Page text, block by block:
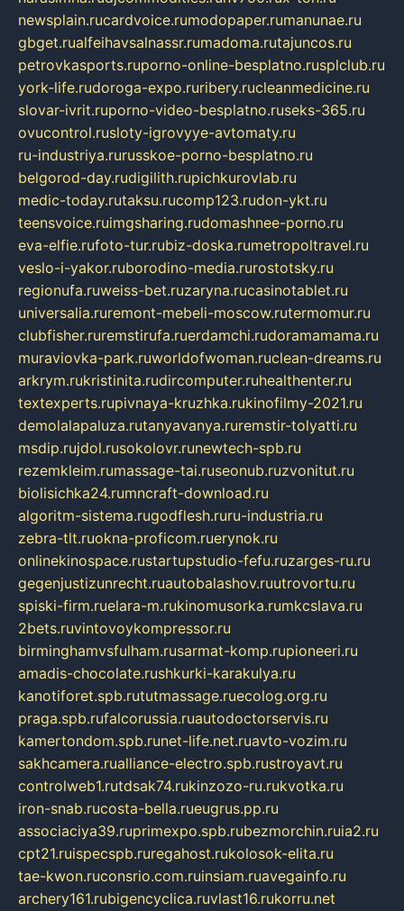
newsplain.rucardvoice.rumodopaper.rumanunae.ru
gbget.rualfeihavsalnassr.rumadoma.rutajuncos.ru
petrovkasports.ruporno-online-besplatno.rusplclub.ru
york-life.rudoroga-expo.ruribery.rucleanmedicine.ru
slovar-ivrit.ruporno-video-besplatno.ruseks-365.ru
ovucontrol.rusloty-igrovyye-avtomaty.ru
ru-industriya.rurusskoe-porno-besplatno.ru
belgorod-day.rudigilith.rupichkurovlab.ru
medic-today.rutaksu.rucomp123.rudon-ykt.ru
teensvoice.ruimgsharing.rudomashnee-porno.ru
eva-elfie.rufoto-tur.rubiz-doska.rumetropoltravel.ru
veslo-i-yakor.ruborodino-media.rurostotsky.ru
regionufa.ruweiss-bet.ruzaryna.rucasinotablet.ru
universalia.ruremont-mebeli-moscow.rutermomur.ru
clubfisher.ruremstirufa.ruerdamchi.rudoramamama.ru
muraviovka-park.ruworldofwoman.ruclean-dreams.ru
arkrym.rukristinita.rudircomputer.ruhealthenter.ru
textexperts.rupivnaya-kruzhka.rukinofilmy-2021.ru
demolalapaluza.rutanyavanya.ruremstir-tolyatti.ru
msdip.rujdol.rusokolovr.runewtech-spb.ru
rezemkleim.rumassage-tai.ruseonub.ruzvonitut.ru
biolisichka24.rumncraft-download.ru
algoritm-sistema.rugodflesh.ruru-industria.ru
zebra-tlt.ruokna-proficom.ruerynok.ru
onlinekinospace.rustartupstudio-fefu.ruzarges-ru.ru
gegenjustizunrecht.ruautobalashov.ruutrovortu.ru
spiski-firm.ruelara-m.rukinomusorka.rumkcslava.ru
2bets.ruvintovoykompressor.ru
birminghamvsfulham.rusarmat-komp.rupioneeri.ru
amadis-chocolate.rushkurki-karakulya.ru
kanotiforet.spb.rututmassage.ruecolog.org.ru
praga.spb.rufalcorussia.ruautodoctorservis.ru
kamertondom.spb.runet-life.net.ruavto-vozim.ru
sakhcamera.rualliance-electro.spb.rustroyavt.ru
controlweb1.rutdsak74.rukinzozo-ru.rukvotka.ru
iron-snab.rucosta-bella.rueugrus.pp.ru
associaciya39.ruprimexpo.spb.rubezmorchin.ruia2.ru
cpt21.ruispecspb.ruregahost.rukolosok-elita.ru
tae-kwon.ruconsrio.com.ruinsiam.ruavegainfo.ru
archery161.rubigencyclica.ruvlast16.rukorru.net